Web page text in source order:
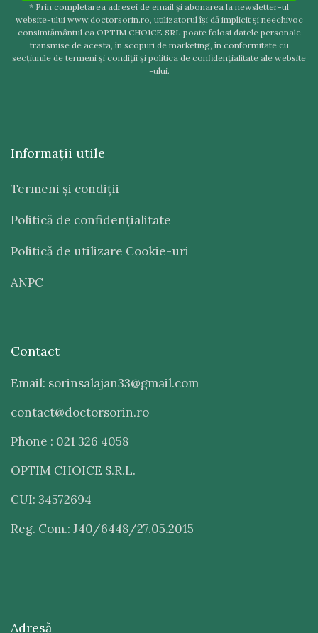
* Prin completarea adresei de email şi abonarea la newsletter-ul
website-ului www.doctorsorin.ro, utilizatorul îşi dă implicit şi neechivoc
consimtământul ca OPTIM CHOICE SRL poate folosi datele personale
transmise de acesta, în scopuri de marketing, în conformitate cu
secţiunile de termeni şi condiţii şi politica de confidenţialitate ale website
-ului.
Informaţii utile
Termeni şi condiţii
Politică de confidenţialitate
Politică de utilizare Cookie-uri
ANPC
Contact
Email: sorinsalajan33@gmail.com
contact@doctorsorin.ro
Phone : 021 326 4058
OPTIM CHOICE S.R.L.
CUI: 34572694
Reg. Com.: J40/6448/27.05.2015
Adresă